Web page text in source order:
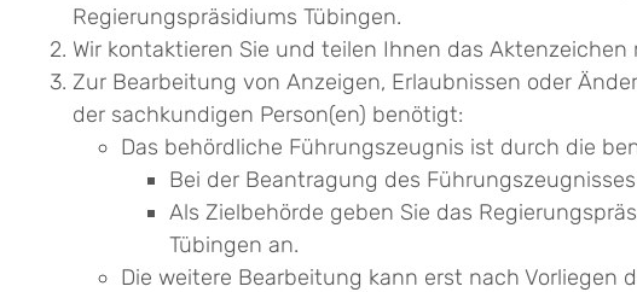
Regierungspräsidiums Tübingen.
Wir kontaktieren Sie und teilen Ihnen das Aktenzeichen
Zur Bearbeitung von Anzeigen, Erlaubnissen oder
der sachkundigen Person(en) benötigt:
Das behördliche Führungszeugnis ist durch die
Bei der Beantragung des
Als Zielbehörde geben Sie das
Tübingen an.
Die weitere Bearbeitung kann erst nach Vorliegen